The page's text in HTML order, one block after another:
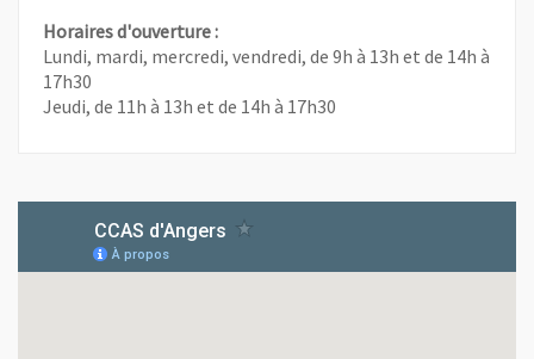
Horaires d'ouverture :
Lundi, mardi, mercredi, vendredi, de 9h à 13h et de 14h à
17h30
Jeudi, de 11h à 13h et de 14h à 17h30